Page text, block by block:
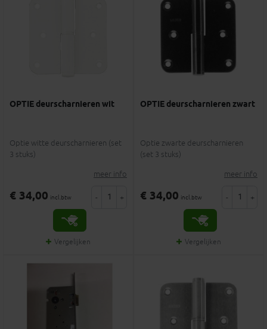
OPTIE deurscharnieren wit
Optie witte deurscharnieren (set
3 stuks)
meer info
€ 34,00 incl.btw - +
Vergelijken
OPTIE deurscharnieren zwart
Optie zwarte deurscharnieren
(set 3 stuks)
meer info
€ 34,00 incl.btw - +
Vergelijken